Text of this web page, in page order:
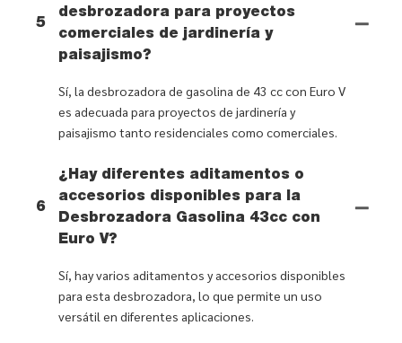
5
desbrozadora para proyectos
comerciales de jardinería y
paisajismo?
Sí, la desbrozadora de gasolina de 43 cc con Euro V
es adecuada para proyectos de jardinería y
paisajismo tanto residenciales como comerciales.
6
¿Hay diferentes aditamentos o
accesorios disponibles para la
Desbrozadora Gasolina 43cc con
Euro V?
Sí, hay varios aditamentos y accesorios disponibles
para esta desbrozadora, lo que permite un uso
versátil en diferentes aplicaciones.